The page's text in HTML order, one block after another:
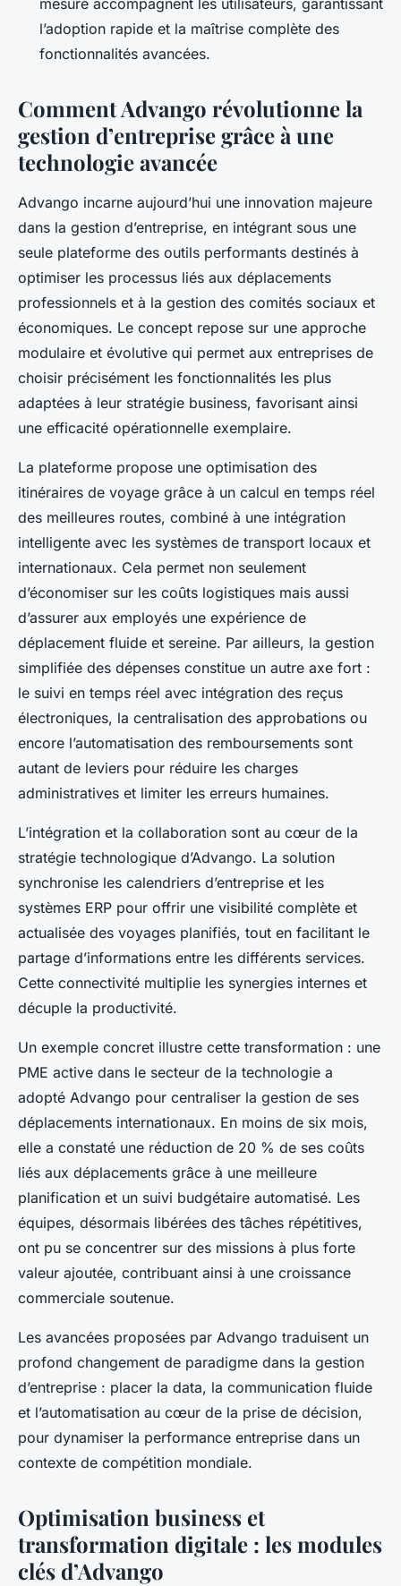
l’adoption rapide et la maîtrise complète des
fonctionnalités avancées.
Comment Advango révolutionne la
gestion d’entreprise grâce à une
technologie avancée
Advango incarne aujourd’hui une innovation majeure
dans la gestion d’entreprise, en intégrant sous une
seule plateforme des outils performants destinés à
optimiser les processus liés aux déplacements
professionnels et à la gestion des comités sociaux et
économiques. Le concept repose sur une approche
modulaire et évolutive qui permet aux entreprises de
choisir précisément les fonctionnalités les plus
adaptées à leur stratégie business, favorisant ainsi
une efficacité opérationnelle exemplaire.
La plateforme propose une optimisation des
itinéraires de voyage grâce à un calcul en temps réel
des meilleures routes, combiné à une intégration
intelligente avec les systèmes de transport locaux et
internationaux. Cela permet non seulement
d’économiser sur les coûts logistiques mais aussi
d’assurer aux employés une expérience de
déplacement fluide et sereine. Par ailleurs, la gestion
simplifiée des dépenses constitue un autre axe fort :
le suivi en temps réel avec intégration des reçus
électroniques, la centralisation des approbations ou
encore l’automatisation des remboursements sont
autant de leviers pour réduire les charges
administratives et limiter les erreurs humaines.
L’intégration et la collaboration sont au cœur de la
stratégie technologique d’Advango. La solution
synchronise les calendriers d’entreprise et les
systèmes ERP pour offrir une visibilité complète et
actualisée des voyages planifiés, tout en facilitant le
partage d’informations entre les différents services.
Cette connectivité multiplie les synergies internes et
décuple la productivité.
Un exemple concret illustre cette transformation : une
PME active dans le secteur de la technologie a
adopté Advango pour centraliser la gestion de ses
déplacements internationaux. En moins de six mois,
elle a constaté une réduction de 20 % de ses coûts
liés aux déplacements grâce à une meilleure
planification et un suivi budgétaire automatisé. Les
équipes, désormais libérées des tâches répétitives,
ont pu se concentrer sur des missions à plus forte
valeur ajoutée, contribuant ainsi à une croissance
commerciale soutenue.
Les avancées proposées par Advango traduisent un
profond changement de paradigme dans la gestion
d’entreprise : placer la data, la communication fluide
et l’automatisation au cœur de la prise de décision,
pour dynamiser la performance entreprise dans un
contexte de compétition mondiale.
Optimisation business et
transformation digitale : les modules
clés d’Advango